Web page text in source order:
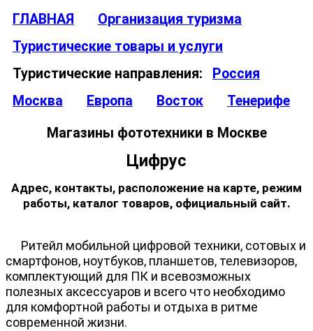
ГЛАВНАЯ
Организация туризма
Туристические товары и услуги
Туристические направления:
Россия
Москва
Европа Восток Тенерифе
Магазины фототехники в Москве
Цифрус
Адрес, контакты, расположение на карте, режим
работы, каталог товаров, официальный сайт.
Ритейл мобильной цифровой техники, сотовых и
смартфонов, ноутбуков, планшетов, телевизоров,
комплектующий для ПК и всевозможных
полезных аксессуаров и всего что необходимо
для комфортной работы и отдыха в ритме
современной жизни.